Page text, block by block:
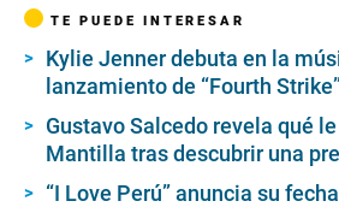
TE PUEDE INTERESAR
Kylie Jenner debuta en la
lanzamiento de “Fourth
Gustavo Salcedo revela qué
Mantilla tras descubrir una
“I Love Perú” anuncia su